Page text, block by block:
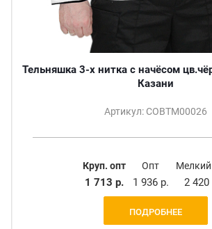
Тельняшка 3-х нитка с начёсом
Казани
Артикул: СОВТМ00026
Круп. опт
1 713 р.
Опт
1 936 р.
Мелкий
2 420
ПОДРОБНЕЕ